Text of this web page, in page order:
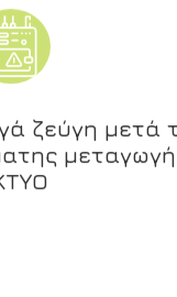
ζεύγη μετά